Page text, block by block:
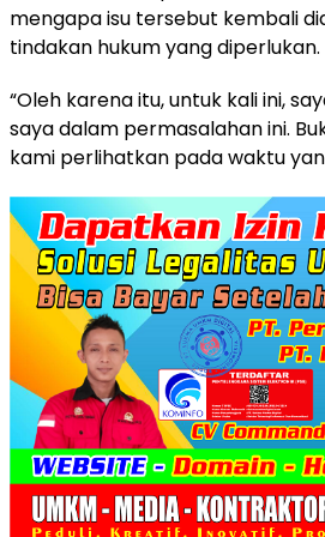
mengapa isu tersebut kembali
tindakan hukum yang diperlukan.
“Oleh karena itu, untuk kali ini,
saya dalam permasalahan ini.
kami perlihatkan pada waktu